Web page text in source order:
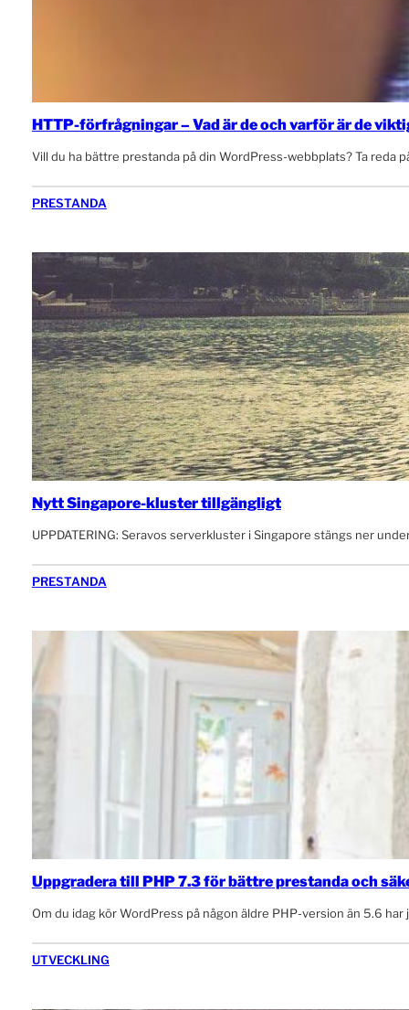
HTTP-förfrågningar – Vad är de och varför är de
Vill du ha bättre prestanda på din WordPress-webbplats? Ta reda
PRESTANDA
Nytt Singapore-kluster tillgängligt
UPPDATERING: Seravos serverkluster i Singapore stängs ner
PRESTANDA
Uppgradera till PHP 7.3 för bättre prestanda och
Om du idag kör WordPress på någon äldre PHP-version än 5.6 har
UTVECKLING